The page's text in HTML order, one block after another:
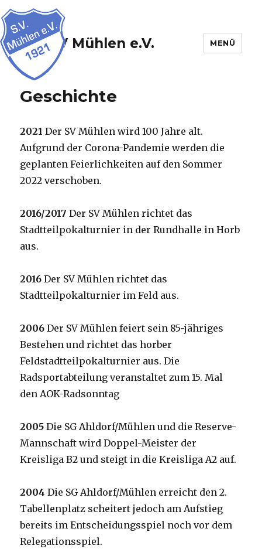
SV Mühlen e.V. MENÜ
Geschichte
2021 Der SV Mühlen wird 100 Jahre alt.
Aufgrund der Corona-Pandemie werden die
geplanten Feierlichkeiten auf den Sommer
2022 verschoben.
2016/2017 Der SV Mühlen richtet das
Stadtteilpokalturnier in der Rundhalle in Horb
aus.
2016Der SV Mühlen richtet das
Stadtteilpokalturnier im Feld aus.
2006 Der SV Mühlen feiert sein 85-jähriges
Bestehen und richtet das horber
Feldstadtteilpokalturnier aus. Die
Radsportabteilung veranstaltet zum 15. Mal
den AOK-Radsonntag
2005 Die SG Ahldorf/Mühlen und die Reserve-
Mannschaft wird Doppel-Meister der
Kreisliga B2 und steigt in die Kreisliga A2 auf.
2004 Die SG Ahldorf/Mühlen erreicht den 2.
Tabellenplatz scheitert jedoch am Aufstieg
bereits im Entscheidungsspiel noch vor dem
Relegationsspiel.